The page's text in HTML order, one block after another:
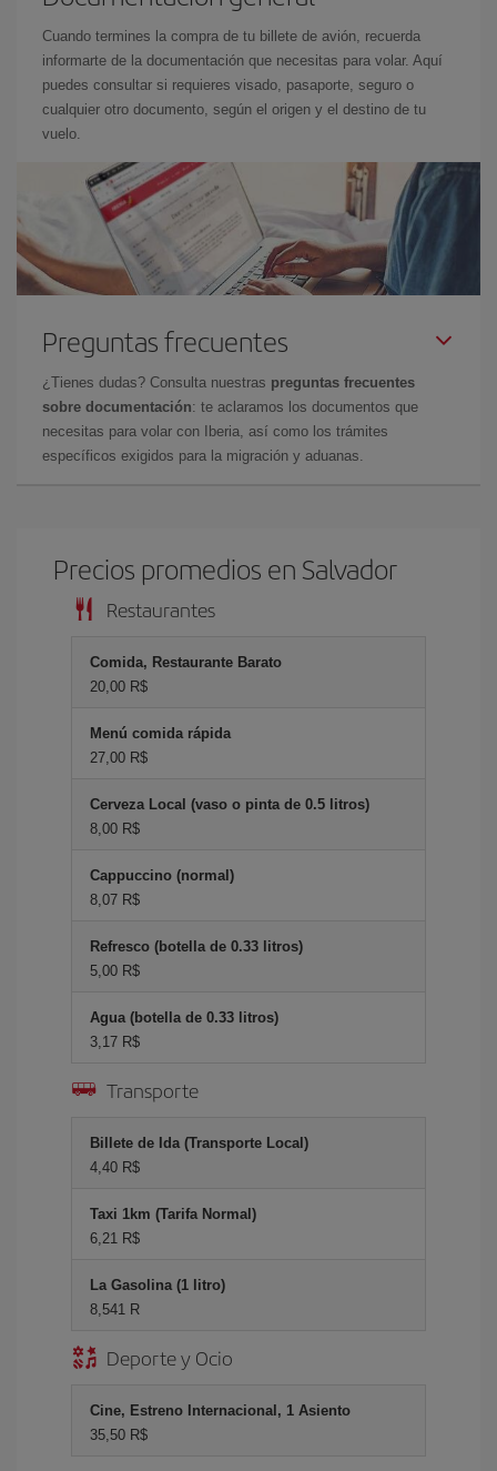
Cuando termines la compra de tu billete de avión, recuerda
informarte de la documentación que necesitas para volar. Aquí
puedes consultar si requieres visado, pasaporte, seguro o
cualquier otro documento, según el origen y el destino de tu
vuelo.
Preguntas frecuentes
¿Tienes dudas? Consulta nuestras preguntas frecuentes
sobre documentación: te aclaramos los documentos que
necesitas para volar con Iberia, así como los trámites
específicos exigidos para la migración y aduanas.
Precios promedios en Salvador
Restaurantes
Comida, Restaurante Barato
20,00 R$
Menú comida rápida
27,00 R$
Cerveza Local (vaso o pinta de 0.5 litros)
8,00 R$
Cappuccino (normal)
8,07 R$
Refresco (botella de 0.33 litros)
5,00 R$
Agua (botella de 0.33 litros)
3,17 R$
Transporte
Billete de Ida (Transporte Local)
4,40 R$
Taxi 1km (Tarifa Normal)
6,21 R$
La Gasolina (1 litro)
8,541 R
Deporte y Ocio
Cine, Estreno Internacional, 1 Asiento
35,50 R$